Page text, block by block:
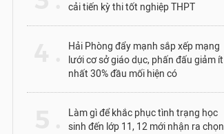
cải tiến kỳ thi tốt nghiệp THPT
Hải Phòng đẩy mạnh sắp xếp mạng
lưới cơ sở giáo dục, phấn đấu giảm ít
nhất 30% đầu mối hiện có
Làm gì để khắc phục tình trạng học
sinh đến lớp 11, 12 mới nhận ra chọn